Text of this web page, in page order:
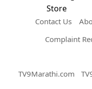
Contact Us
Complaint
TV9Marathi.com